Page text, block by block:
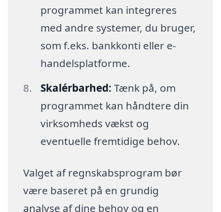
programmet kan integreres
med andre systemer, du bruger,
som f.eks. bankkonti eller e-
handelsplatforme.
Skalérbarhed: Tænk på, om
programmet kan håndtere din
virksomheds vækst og
eventuelle fremtidige behov.
Valget af regnskabsprogram bør
være baseret på en grundig
analyse af dine behov og en